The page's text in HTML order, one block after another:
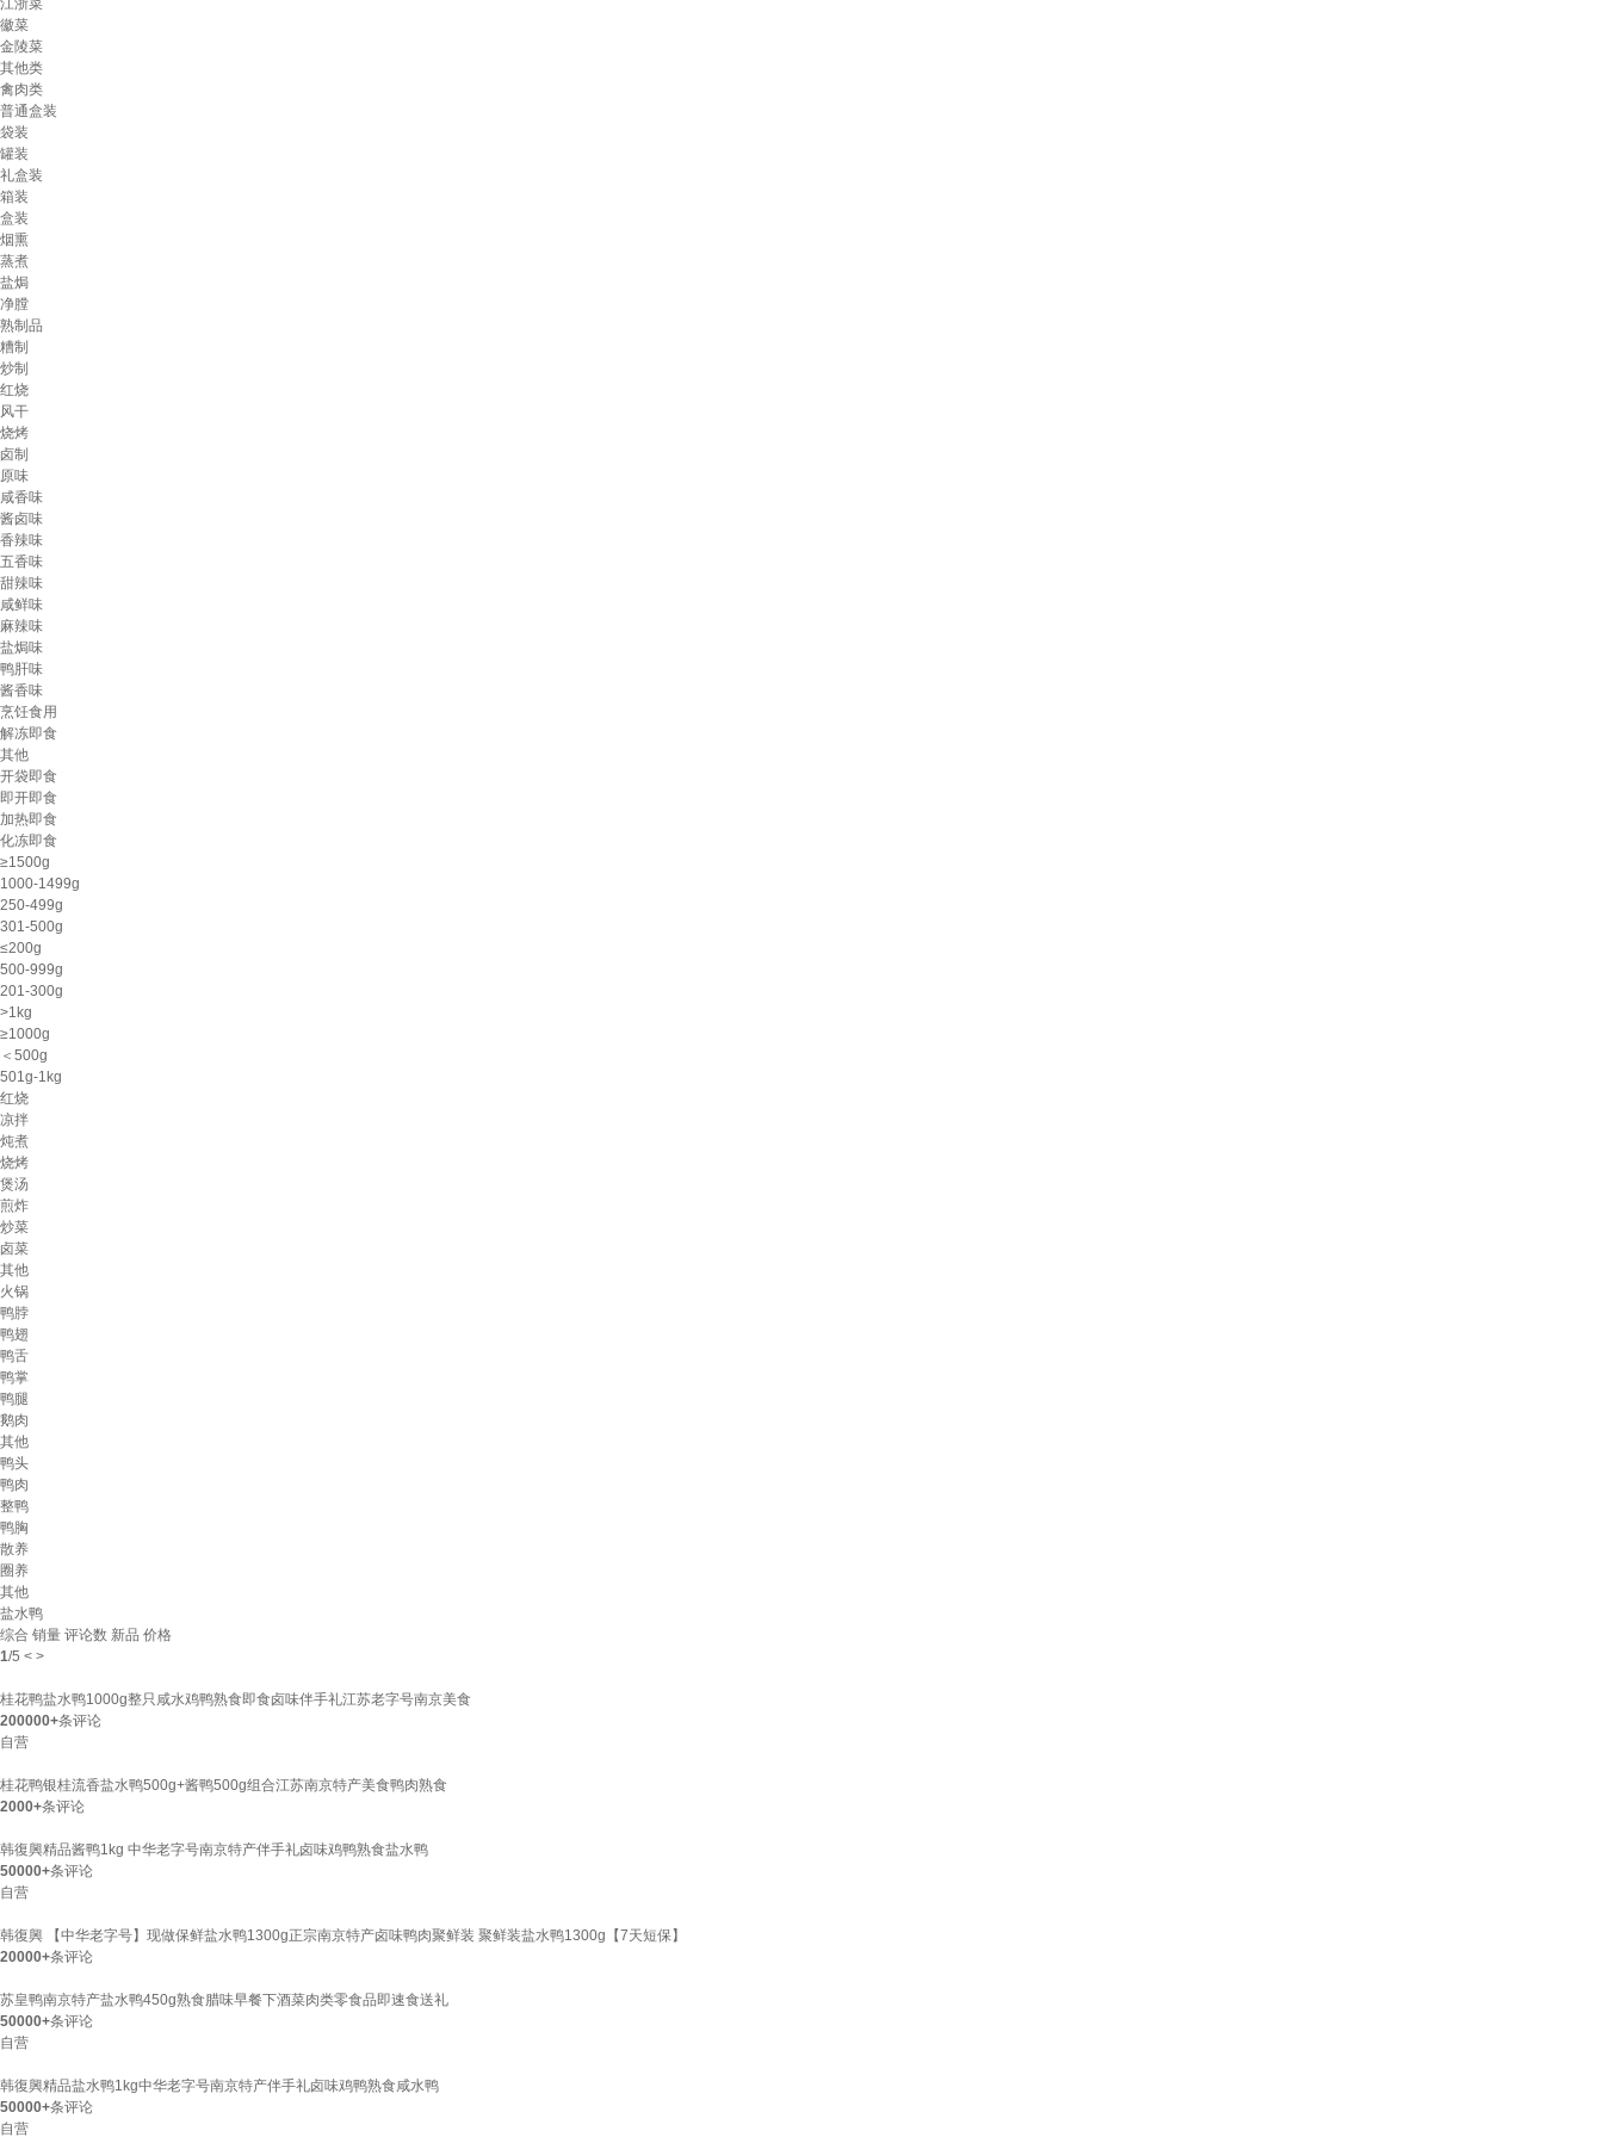
江浙菜
徽菜
金陵菜
其他类
禽肉类
普通盒装
袋装
罐装
礼盒装
箱装
盒装
烟熏
蒸煮
盐焗
净膛
熟制品
糟制
炒制
红烧
风干
烧烤
卤制
原味
咸香味
酱卤味
香辣味
五香味
甜辣味
咸鲜味
麻辣味
盐焗味
鸭肝味
酱香味
烹饪食用
解冻即食
其他
开袋即食
即开即食
加热即食
化冻即食
≥1500g
1000-1499g
250-499g
301-500g
≤200g
500-999g
201-300g
>1kg
≥1000g
＜500g
501g-1kg
红烧
凉拌
炖煮
烧烤
煲汤
煎炸
炒菜
卤菜
其他
火锅
鸭脖
鸭翅
鸭舌
鸭掌
鸭腿
鹅肉
其他
鸭头
鸭肉
整鸭
鸭胸
散养
圈养
其他
盐水鸭
综合 销量 评论数 新品 价格
1/5 < >
桂花鸭盐水鸭1000g整只咸水鸡鸭熟食即食卤味伴手礼江苏老字号南京美食
200000+条评论
自营
桂花鸭银桂流香盐水鸭500g+酱鸭500g组合江苏南京特产美食鸭肉熟食
2000+条评论
韩復興精品酱鸭1kg 中华老字号南京特产伴手礼卤味鸡鸭熟食盐水鸭
50000+条评论
自营
韩復興 【中华老字号】现做保鲜盐水鸭1300g正宗南京特产卤味鸭肉聚鲜装 聚鲜装盐水鸭1300g【7天短保】
20000+条评论
苏皇鸭南京特产盐水鸭450g熟食腊味早餐下酒菜肉类零食品即速食送礼
50000+条评论
自营
韩復興精品盐水鸭1kg中华老字号南京特产伴手礼卤味鸡鸭熟食咸水鸭
50000+条评论
自营